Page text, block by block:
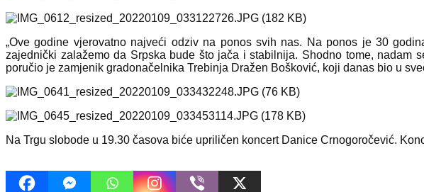
„Ove godine vjerovatno najveći odziv na ponos svih nas. Na ponos je 30
zajednički zalažemo da Srpska bude što jača i stabilnija. Shodno tome, nadam
poručio je zamjenik gradonačelnika Trebinja Dražen Bošković, koji danas bio u
Na Trgu slobode u 19.30 časova biće upriličen koncert Danice Crnogoročević.